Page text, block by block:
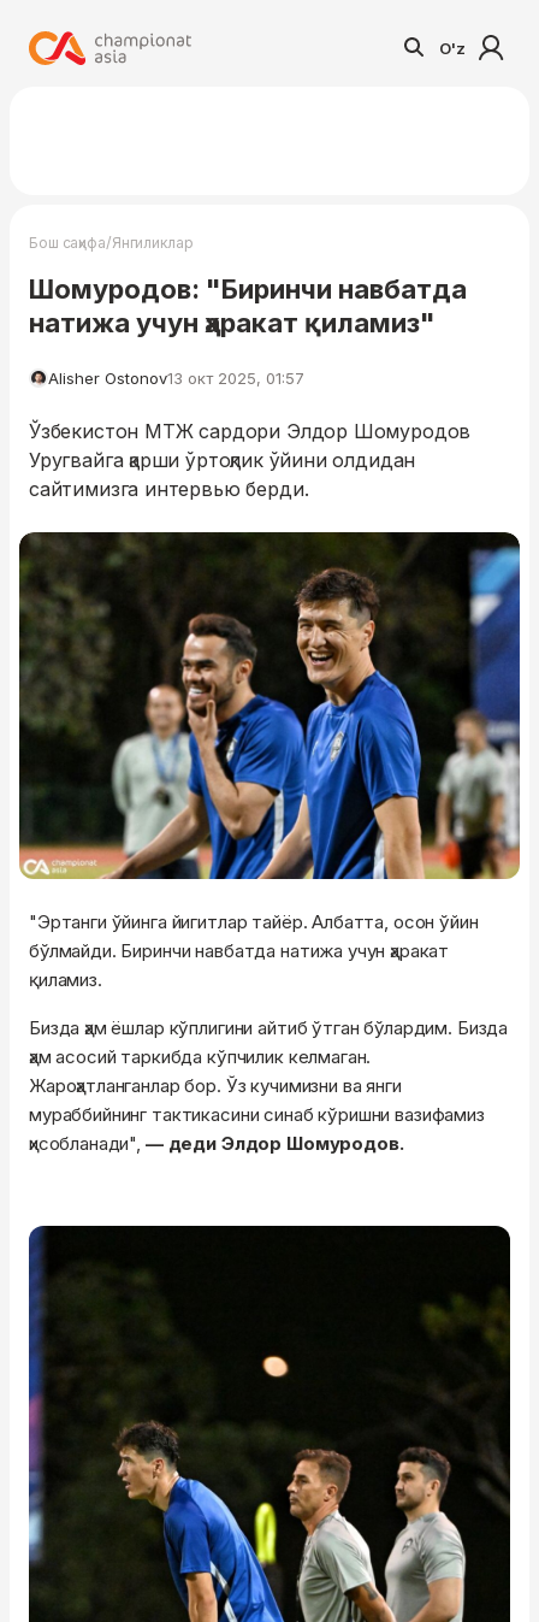
O'z
Бош саҳифа/Янгиликлар
Шомуродов: "Биринчи навбатда
натижа учун ҳаракат қиламиз"
Alisher Ostonov13 окт 2025, 01:57
Ўзбекистон МТЖ сардори Элдор Шомуродов
Уругвайга қарши ўртоқлик ўйини олдидан
сайтимизга интервью берди.
"Эртанги ўйинга йигитлар тайёр. Албатта, осон ўйин
бўлмайди. Биринчи навбатда натижа учун ҳаракат
қиламиз.
Бизда ҳам ёшлар кўплигини айтиб ўтган бўлардим. Бизда
ҳам асосий таркибда кўпчилик келмаган.
Жароҳатланганлар бор. Ўз кучимизни ва янги
мураббийнинг тактикасини синаб кўришни вазифамиз
ҳисобланади", — деди Элдор Шомуродов.